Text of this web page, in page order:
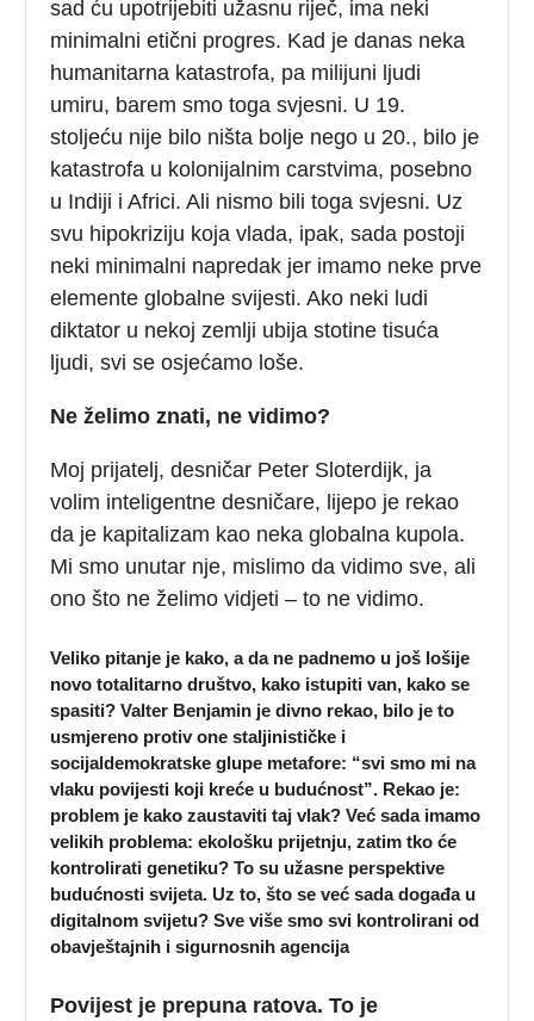
sad ću upotrijebiti užasnu riječ, ima neki
minimalni etični progres. Kad je danas neka
humanitarna katastrofa, pa milijuni ljudi
umiru, barem smo toga svjesni. U 19.
stoljeću nije bilo ništa bolje nego u 20., bilo je
katastrofa u kolonijalnim carstvima, posebno
u Indiji i Africi. Ali nismo bili toga svjesni. Uz
svu hipokriziju koja vlada, ipak, sada postoji
neki minimalni napredak jer imamo neke prve
elemente globalne svijesti. Ako neki ludi
diktator u nekoj zemlji ubija stotine tisuća
ljudi, svi se osjećamo loše.
Ne želimo znati, ne vidimo?
Moj prijatelj, desničar Peter Sloterdijk, ja
volim inteligentne desničare, lijepo je rekao
da je kapitalizam kao neka globalna kupola.
Mi smo unutar nje, mislimo da vidimo sve, ali
ono što ne želimo vidjeti – to ne vidimo.
Veliko pitanje je kako, a da ne padnemo u još lošije
novo totalitarno društvo, kako istupiti van, kako se
spasiti? Valter Benjamin je divno rekao, bilo je to
usmjereno protiv one staljinističke i
socijaldemokratske glupe metafore: “svi smo mi na
vlaku povijesti koji kreće u budućnost”. Rekao je:
problem je kako zaustaviti taj vlak? Već sada imamo
velikih problema: ekološku prijetnju, zatim tko će
kontrolirati genetiku? To su užasne perspektive
budućnosti svijeta. Uz to, što se već sada događa u
digitalnom svijetu? Sve više smo svi kontrolirani od
obavještajnih i sigurnosnih agencija
Povijest je prepuna ratova. To je